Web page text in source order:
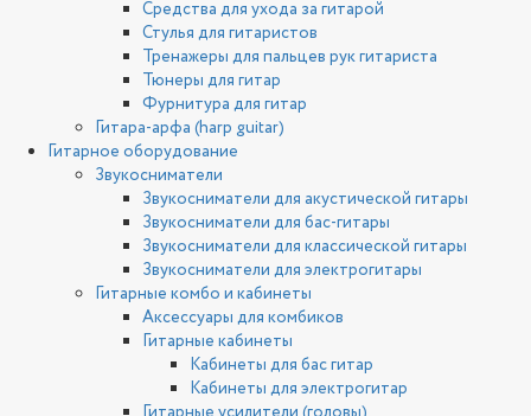
Средства для ухода за гитарой
Стулья для гитаристов
Тренажеры для пальцев рук гитариста
Тюнеры для гитар
Фурнитура для гитар
Гитара-арфа (harp guitar)
Гитарное оборудование
Звукосниматели
Звукосниматели для акустической гитары
Звукосниматели для бас-гитары
Звукосниматели для классической гитары
Звукосниматели для электрогитары
Гитарные комбо и кабинеты
Аксессуары для комбиков
Гитарные кабинеты
Кабинеты для бас гитар
Кабинеты для электрогитар